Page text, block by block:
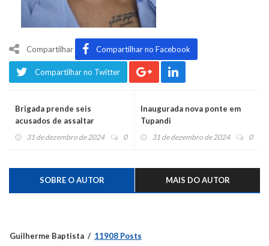
Compartilhar Compartilhar no Facebook
Compartilhar no Twitter
Brigada prende seis
acusados de assaltar
mercado em Bom Princípio e
31 de dezembro de 2024 0
Inaugurada nova ponte em
Tupandi
31 de dezembro de 2024 0
SOBRE O AUTOR MAIS DO AUTOR
Guilherme Baptista 11908 Posts